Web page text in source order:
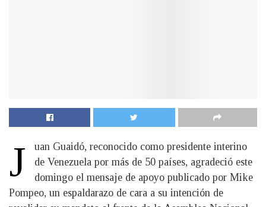
J
uan Guaidó, reconocido como presidente interino
de Venezuela por más de 50 países, agradeció este
domingo el mensaje de apoyo publicado por Mike
Pompeo, un espaldarazo de cara a su intención de